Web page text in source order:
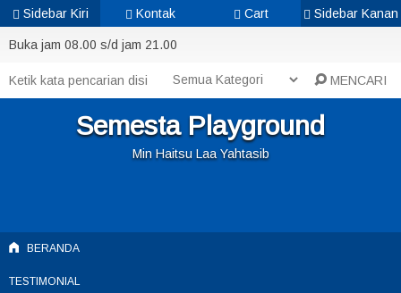
Buka jam 08.00 s/d jam 21.00
MENCARI
Semesta Playground
Min Haitsu Laa Yahtasib
BERANDA
TESTIMONIAL
Sidebar Kiri Kontak Cart Sidebar Kanan